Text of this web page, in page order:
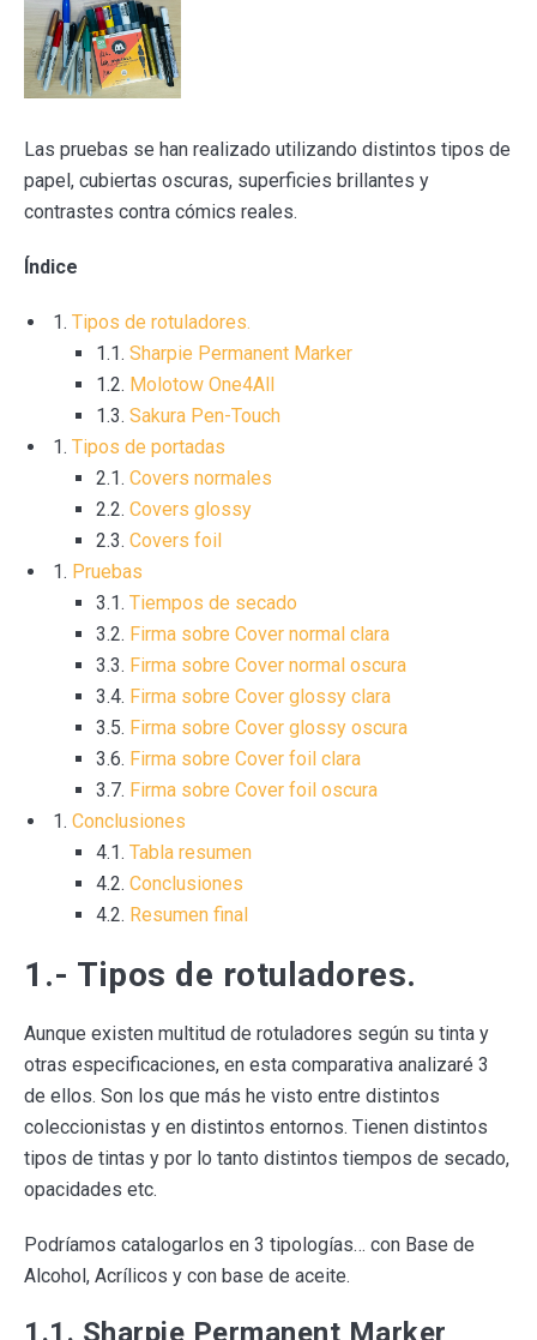
Las pruebas se han realizado utilizando distintos tipos de
papel, cubiertas oscuras, superficies brillantes y
contrastes contra cómics reales.
Índice
Tipos de rotuladores.
1.1. Sharpie Permanent Marker
1.2. Molotow One4All
1.3. Sakura Pen-Touch
Tipos de portadas
2.1. Covers normales
2.2. Covers glossy
2.3. Covers foil
Pruebas
3.1. Tiempos de secado
3.2. Firma sobre Cover normal clara
3.3. Firma sobre Cover normal oscura
3.4. Firma sobre Cover glossy clara
3.5. Firma sobre Cover glossy oscura
3.6. Firma sobre Cover foil clara
3.7. Firma sobre Cover foil oscura
Conclusiones
4.1. Tabla resumen
4.2. Conclusiones
4.2. Resumen final
1.- Tipos de rotuladores.
Aunque existen multitud de rotuladores según su tinta y
otras especificaciones, en esta comparativa analizaré 3
de ellos. Son los que más he visto entre distintos
coleccionistas y en distintos entornos. Tienen distintos
tipos de tintas y por lo tanto distintos tiempos de secado,
opacidades etc.
Podríamos catalogarlos en 3 tipologías… con Base de
Alcohol, Acrílicos y con base de aceite.
1.1. Sharpie Permanent Marker